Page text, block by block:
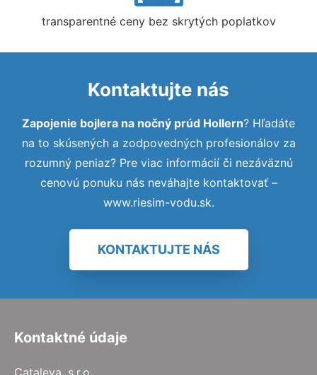
transparentné ceny bez skrytých poplatkov
Kontaktujte nás
Zapojenie bojlera na nočný prúd Hollern? Hľadáte
na to skúsených a zodpovedných profesionálov za
rozumný peniaz? Pre viac informácií či nezáväznú
cenovú ponuku nás neváhajte kontaktovať –
www.riesim-vodu.sk.
KONTAKTUJTE NÁS
Kontaktné údaje
Cataleya, s.r.o.